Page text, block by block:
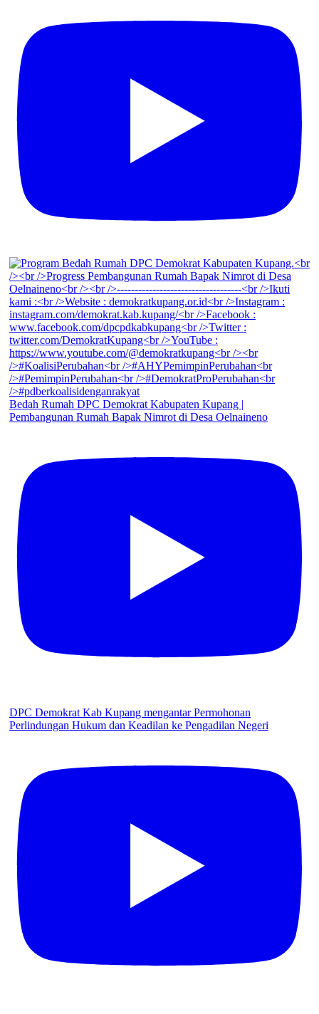
Bedah Rumah DPC Demokrat Kabupaten Kupang |
Pembangunan Rumah Bapak Nimrot di Desa Oelnaineno
DPC Demokrat Kab Kupang mengantar Permohonan
Perlindungan Hukum dan Keadilan ke Pengadilan Negeri